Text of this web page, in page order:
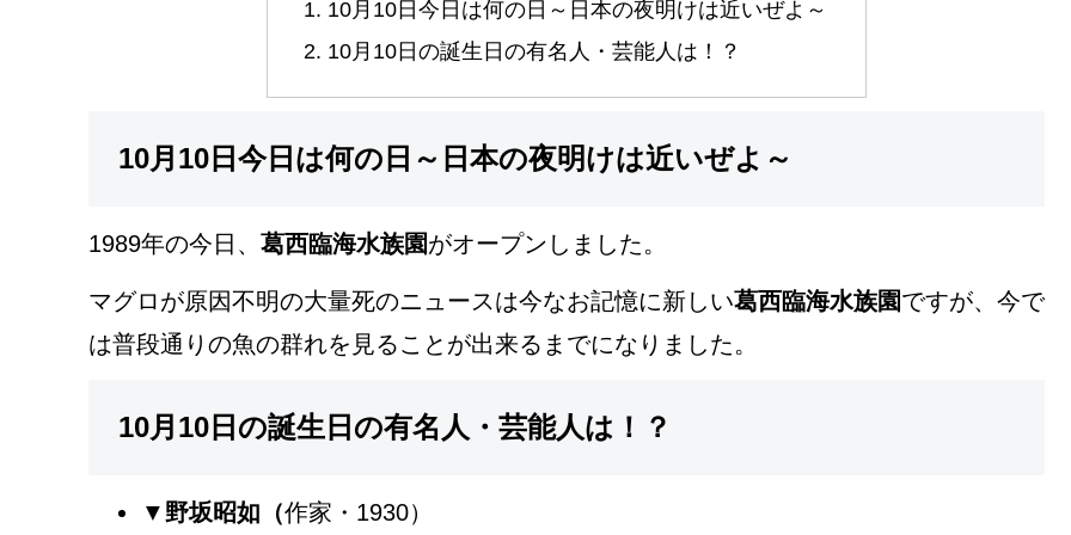
10月10日今日は何の日～日本の夜明けは近いぜよ～
10月10日の誕生日の有名人・芸能人は！？
10月10日今日は何の日～日本の夜明けは近いぜよ～
1989年の今日、 葛西臨海水族園がオープンしました。
マグロが原因不明の大量死のニュースは今なお記憶に新しい葛西臨海水族園ですが、今で
は普段通りの魚の群れを見ることが出来るまでになりました。
10月10日の誕生日の有名人・芸能人は！？
▼ 野坂昭如（作家・1930）